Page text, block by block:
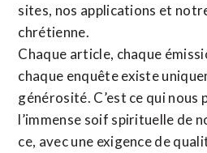
sites, nos applications et
chrétienne.
Chaque article, chaque
chaque enquête existe
générosité. C’est ce qui nous
l’immense soif spirituelle de
ce, avec une exigence de